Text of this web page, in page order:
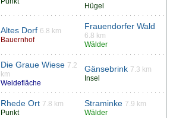
Hügel
Altes Dorf 6.8 km
Bauernhof
Frauendorfer Wald
6.8 km
Wälder
Die Graue Wiese 7.2
km
Weidefläche
Gänsebrink 7.3 km
Insel
Rhede Ort 7.8 km
Punkt
Straminke 7.9 km
Wälder